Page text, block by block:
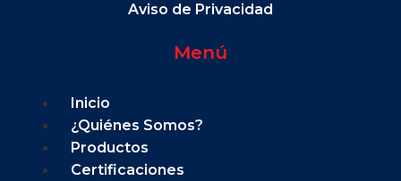
Aviso de Privacidad
Menú
Inicio
¿Quiénes Somos?
Productos
Certificaciones